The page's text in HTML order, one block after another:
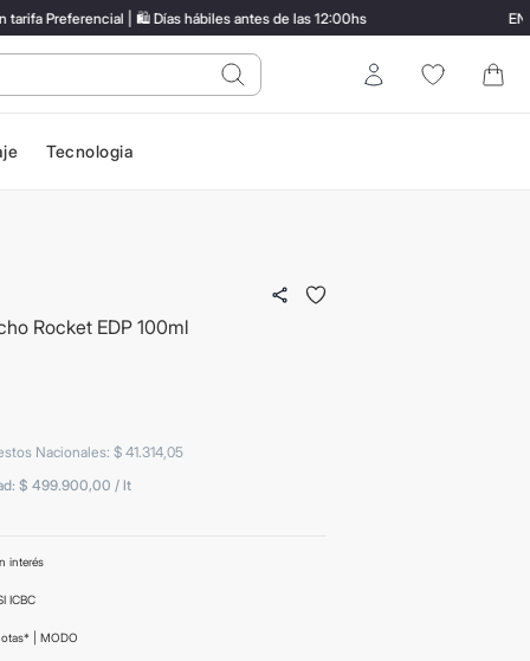
Preferencial | 🛍️ Días hábiles antes de las 12:00hs
Entrar
Tecnologia
Rocket EDP 100ml
Nacionales: $ 41.314, 05
$ 499.900,00 / lt
interés
ICBC
| MODO